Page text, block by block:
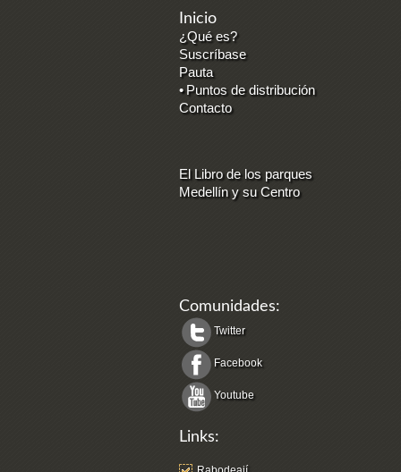
Inicio
¿Qué es?
Suscríbase
Pauta
• Puntos de distribución
Contacto
El Libro de los parques
Medellín y su Centro
Comunidades:
Twitter
Facebook
Youtube
Links: